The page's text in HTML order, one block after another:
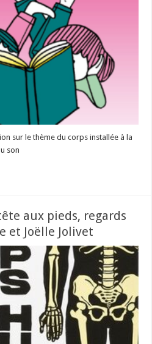
sur le thème du corps installée à la
son
aux pieds, regards
et Joëlle Jolivet